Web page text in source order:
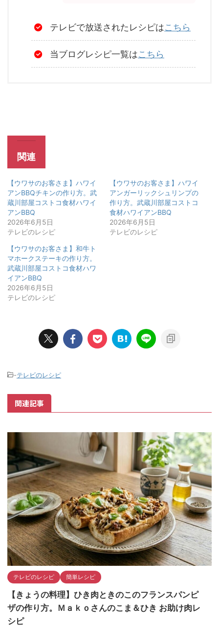
テレビで放送されたレシピはこちら
当ブログレシピ一覧はこちら
関連
【ウワサのお客さま】ハワイ
アンBBQチキンの作り方。武
蔵川部屋コストコ食材ハワイ
アンBBQ
2026年6月5日
テレビのレシピ
【ウワサのお客さま】ハワイ
アンガーリックシュリンプの
作り方。武蔵川部屋コストコ
食材ハワイアンBBQ
2026年6月5日
テレビのレシピ
【ウワサのお客さま】和牛ト
マホークステーキの作り方。
武蔵川部屋コストコ食材ハワ
イアンBBQ
2026年6月5日
テレビのレシピ
-テレビのレシピ
関連記事
テレビのレシピ 簡単レシピ
【きょうの料理】ひき肉ときのこのフランスパンピ
ザの作り方。Ｍａｋｏさんのこま＆ひき お助け肉レ
シピ